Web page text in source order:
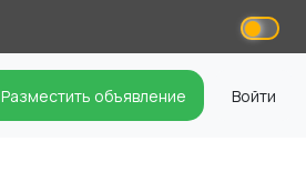
Разместить объявление Войти